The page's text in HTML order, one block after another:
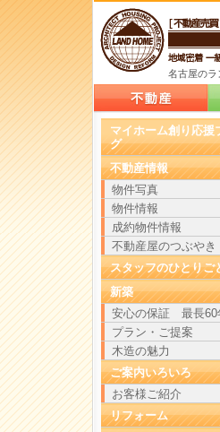
名古屋のラ
マイホーム創り応援
グ
不動産情報
物件写真
物件情報
成約物件情報
不動産屋のつぶやき
スタッフのひとりご
新築
安心の保証 最長60
プラン・ご提案
木造の魅力
ご案内いろいろ
お客様ご紹介
リフォーム